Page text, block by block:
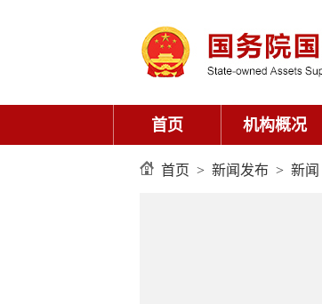
首页 机构概况
首页 > 新闻发布 > 新闻